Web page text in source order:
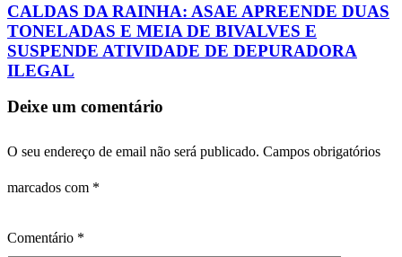
CALDAS DA RAINHA: ASAE APREENDE DUAS
TONELADAS E MEIA DE BIVALVES E
SUSPENDE ATIVIDADE DE DEPURADORA
ILEGAL
Deixe um comentário
O seu endereço de email não será publicado. Campos obrigatórios
marcados com *
Comentário *